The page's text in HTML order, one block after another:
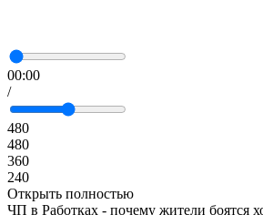
00:00
/
480
480
360
240
Открыть полностью
ЧП в Работках - почему жители боятся